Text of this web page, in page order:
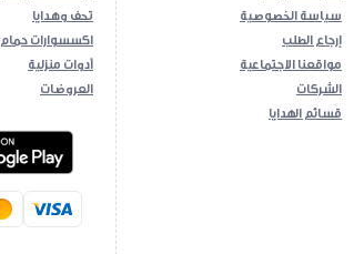
تحف وهدايا
اكسسوارات حمام
أدوات منزلية
العروضات
Android App
سياسة الخصوصية
إرجاع الطلب
مواقعنا الاجتماعية
الشركات
قسائم الهدايا